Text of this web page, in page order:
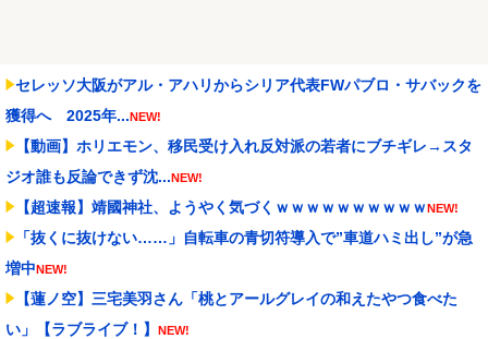
セレッソ大阪がアル・アハリからシリア代表FWパブロ・サバックを
獲得へ 2025年...NEW!
【動画】ホリエモン、移民受け入れ反対派の若者にブチギレ→スタ
ジオ誰も反論できず沈...NEW!
【超速報】靖國神社、ようやく気づくｗｗｗｗｗｗｗｗｗｗNEW!
「抜くに抜けない……」自転車の青切符導入で”車道ハミ出し”が急
増中NEW!
【蓮ノ空】三宅美羽さん「桃とアールグレイの和えたやつ食べた
い」【ラブライブ！】
NEW!